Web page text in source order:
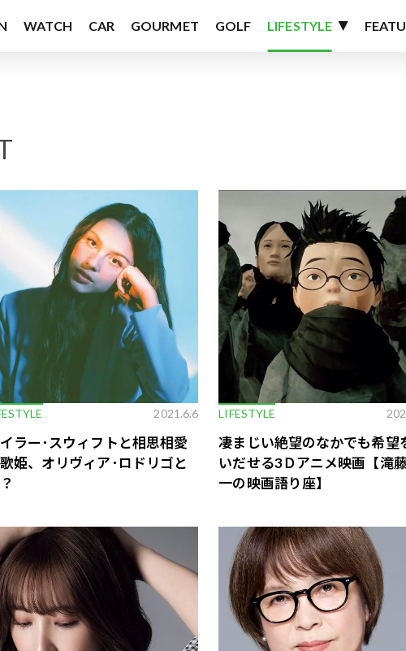
WATCH CAR GOURMET GOLF LIFESTYLE
2021.6.6
ラー･スウィフトと相思相愛
姫、オリヴィア･ロドリゴと
LIFESTYLE
凄まじい絶望のなかでも希望
いだせる3Ｄアニメ映画【滝
一の映画語り座】